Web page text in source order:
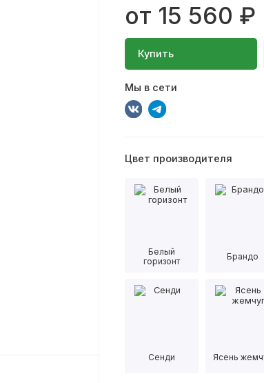
от 15 560 ₽
Купить
Мы в сети
Цвет производителя
Белый
горизонт
Брандо
Сенди Ясень